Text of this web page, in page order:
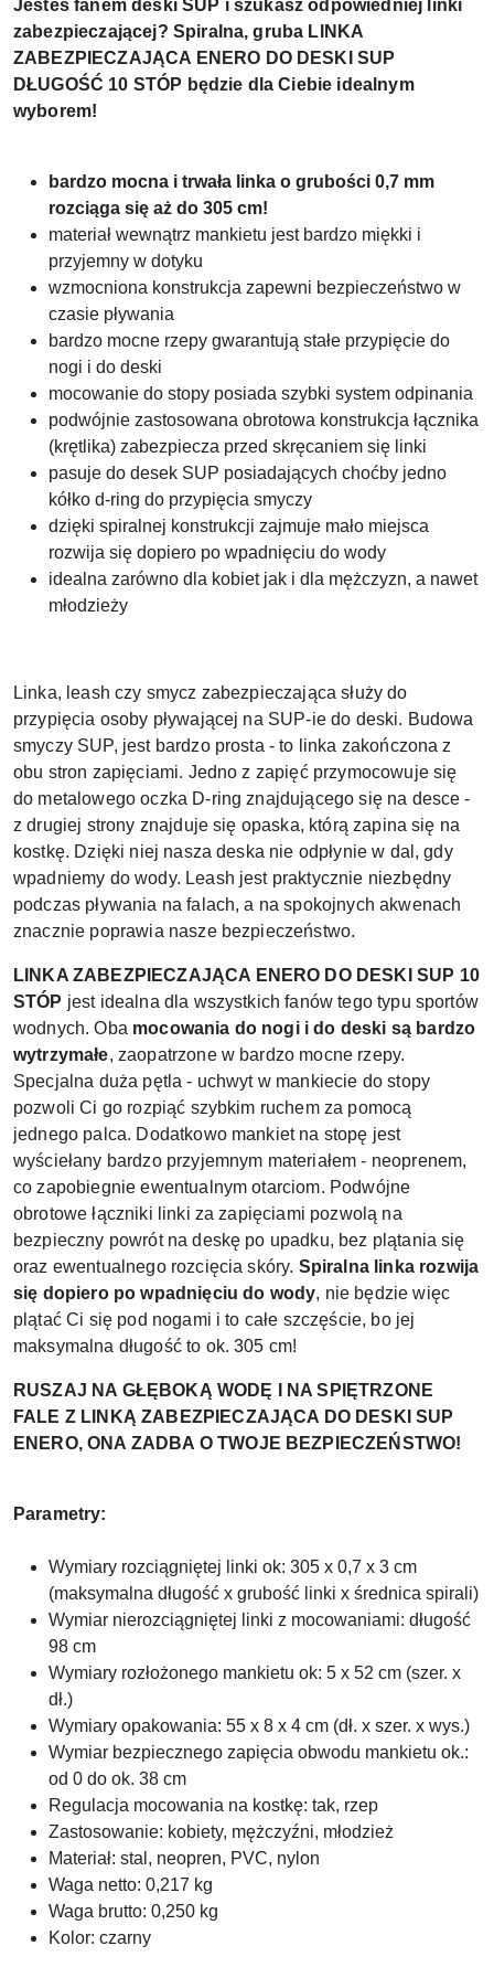
Jesteś fanem deski SUP i szukasz odpowiedniej linki
zabezpieczającej? Spiralna, gruba LINKA
ZABEZPIECZAJĄCA ENERO DO DESKI SUP
DŁUGOŚĆ 10 STÓP będzie dla Ciebie idealnym
wyborem!
bardzo mocna i trwała linka o grubości 0,7 mm
rozciąga się aż do 305 cm!
materiał wewnątrz mankietu jest bardzo miękki i
przyjemny w dotyku
wzmocniona konstrukcja zapewni bezpieczeństwo w
czasie pływania
bardzo mocne rzepy gwarantują stałe przypięcie do
nogi i do deski
mocowanie do stopy posiada szybki system odpinania
podwójnie zastosowana obrotowa konstrukcja łącznika
(krętlika) zabezpiecza przed skręcaniem się linki
pasuje do desek SUP posiadających choćby jedno
kółko d-ring do przypięcia smyczy
dzięki spiralnej konstrukcji zajmuje mało miejsca
rozwija się dopiero po wpadnięciu do wody
idealna zarówno dla kobiet jak i dla mężczyzn, a nawet
młodzieży
Linka, leash czy smycz zabezpieczająca służy do
przypięcia osoby pływającej na SUP-ie do deski. Budowa
smyczy SUP, jest bardzo prosta - to linka zakończona z
obu stron zapięciami. Jedno z zapięć przymocowuje się
do metalowego oczka D-ring znajdującego się na desce -
z drugiej strony znajduje się opaska, którą zapina się na
kostkę. Dzięki niej nasza deska nie odpłynie w dal, gdy
wpadniemy do wody. Leash jest praktycznie niezbędny
podczas pływania na falach, a na spokojnych akwenach
znacznie poprawia nasze bezpieczeństwo.
LINKA ZABEZPIECZAJĄCA ENERO DO DESKI SUP 10
STÓP jest idealna dla wszystkich fanów tego typu sportów
wodnych. Oba mocowania do nogi i do deski są bardzo
wytrzymałe, zaopatrzone w bardzo mocne rzepy.
Specjalna duża pętla - uchwyt w mankiecie do stopy
pozwoli Ci go rozpiąć szybkim ruchem za pomocą
jednego palca. Dodatkowo mankiet na stopę jest
wyściełany bardzo przyjemnym materiałem - neoprenem,
co zapobiegnie ewentualnym otarciom. Podwójne
obrotowe łączniki linki za zapięciami pozwolą na
bezpieczny powrót na deskę po upadku, bez plątania się
oraz ewentualnego rozcięcia skóry. Spiralna linka rozwija
się dopiero po wpadnięciu do wody, nie będzie więc
plątać Ci się pod nogami i to całe szczęście, bo jej
maksymalna długość to ok. 305 cm!
RUSZAJ NA GŁĘBOKĄ WODĘ I NA SPIĘTRZONE
FALE Z LINKĄ ZABEZPIECZAJĄCA DO DESKI SUP
ENERO, ONA ZADBA O TWOJE BEZPIECZEŃSTWO!
Parametry:
Wymiary rozciągniętej linki ok: 305 x 0,7 x 3 cm
(maksymalna długość x grubość linki x średnica spirali)
Wymiar nierozciągniętej linki z mocowaniami: długość
98 cm
Wymiary rozłożonego mankietu ok: 5 x 52 cm (szer. x
dł.)
Wymiary opakowania: 55 x 8 x 4 cm (dł. x szer. x wys.)
Wymiar bezpiecznego zapięcia obwodu mankietu ok.:
od 0 do ok. 38 cm
Regulacja mocowania na kostkę: tak, rzep
Zastosowanie: kobiety, mężczyźni, młodzież
Materiał: stal, neopren, PVC, nylon
Waga netto: 0,217 kg
Waga brutto: 0,250 kg
Kolor: czarny